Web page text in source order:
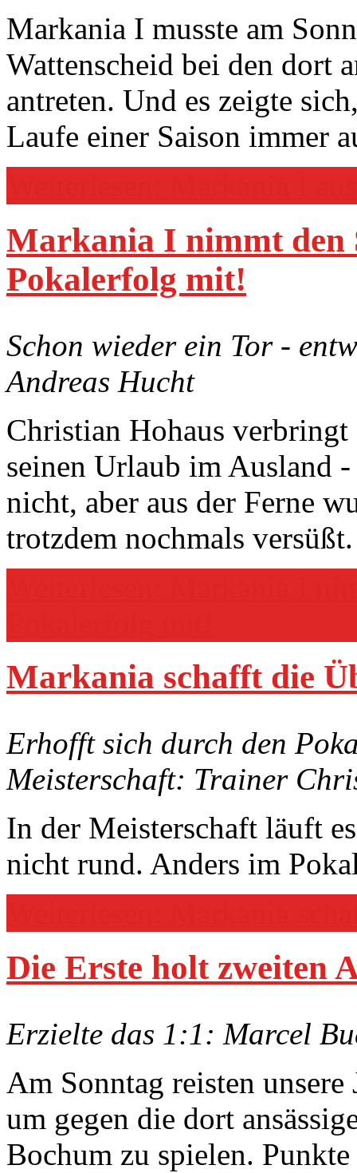
Markania I musste am
Wattenscheid bei den dort
antreten. Und es zeigte
Laufe einer Saison immer
Markania I nimmt den
Pokalerfolg mit!
Schon wieder ein Tor -
Andreas Hucht
Christian Hohaus verbringt
seinen Urlaub im Ausland
nicht, aber aus der Ferne
trotzdem nochmals versüßt.
Markania schafft die
Erhofft sich durch den
Meisterschaft: Trainer
In der Meisterschaft läuft
nicht rund. Anders im
Die Erste holt zweiten
Erzielte das 1:1: Marcel
Am Sonntag reisten unsere
um gegen die dort
Bochum zu spielen.